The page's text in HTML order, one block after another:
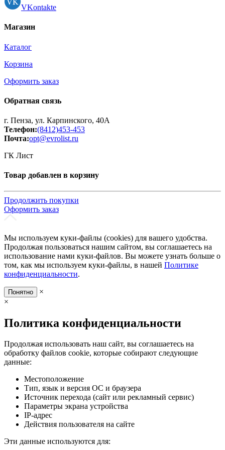
VKontakte
Магазин
Каталог
Корзина
Оформить заказ
Обратная связь
г. Пенза, ул. Карпинского, 40А
Телефон:(8412)453-453
Почта:opt@evrolist.ru
ГК Лист
Товар добавлен в корзину
Продолжить покупки
Оформить заказ
Мы используем куки-файлы (cookies) для вашего удобства.
Продолжая пользоваться нашим сайтом, вы соглашаетесь на
использование нами куки-файлов. Вы можете узнать больше о
том, как мы используем куки-файлы, в нашей Политике
конфиденциальности.
Понятно
×
×
Политика конфиденциальности
Продолжая использовать наш сайт, вы соглашаетесь на
обработку файлов cookie, которые собирают следующие
данные:
Местоположение
Тип, язык и версия ОС и браузера
Источник перехода (сайт или рекламный сервис)
Параметры экрана устройства
IP-адрес
Действия пользователя на сайте
Эти данные используются для: